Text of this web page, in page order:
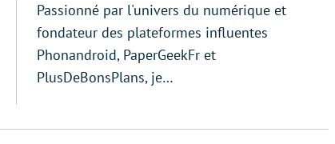
Passionné par l'univers du numérique et
fondateur des plateformes influentes
Phonandroid, PaperGeekFr et
PlusDeBonsPlans, je…